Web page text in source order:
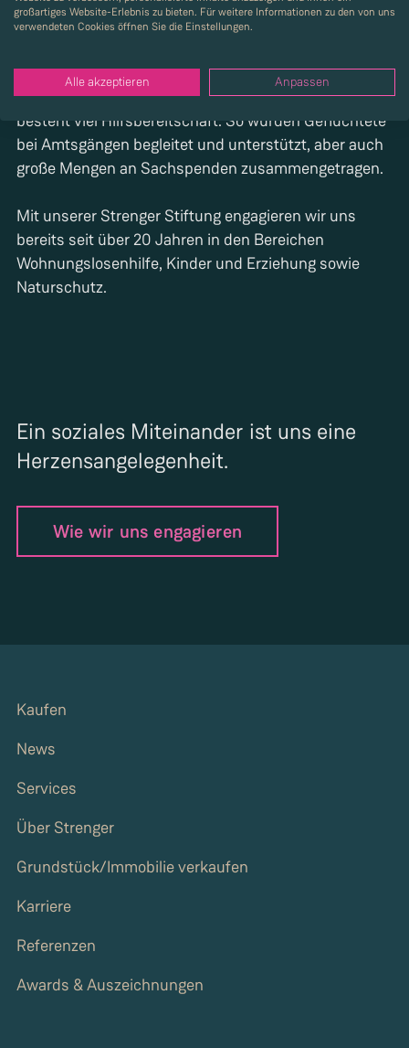
Ehemann und Strenger-CEO Dr. Daniel Hannemann
nützliche Dinge aus dem privaten Bestand
herausgesucht. Auch unter unseren Mitarbeitenden
besteht viel Hilfsbereitschaft. So wurden Geflüchtete
bei Amtsgängen begleitet und unterstützt, aber auch
Mit unserer Strenger Stiftung engagieren wir uns
bereits seit über 20 Jahren in den Bereichen
Wohnungslosenhilfe, Kinder und Erziehung sowie
Naturschutz.
Ein soziales Miteinander ist uns eine
Herzensangelegenheit.
Wie wir uns engagieren
Kaufen
News
Services
Über Strenger
Grundstück/Immobilie verkaufen
Karriere
Referenzen
Awards & Auszeichnungen
großartiges Website-Erlebnis zu bieten. Für weitere Informationen zu den von uns
verwendeten Cookies öffnen Sie die Einstellungen.
Alle akzeptieren Anpassen